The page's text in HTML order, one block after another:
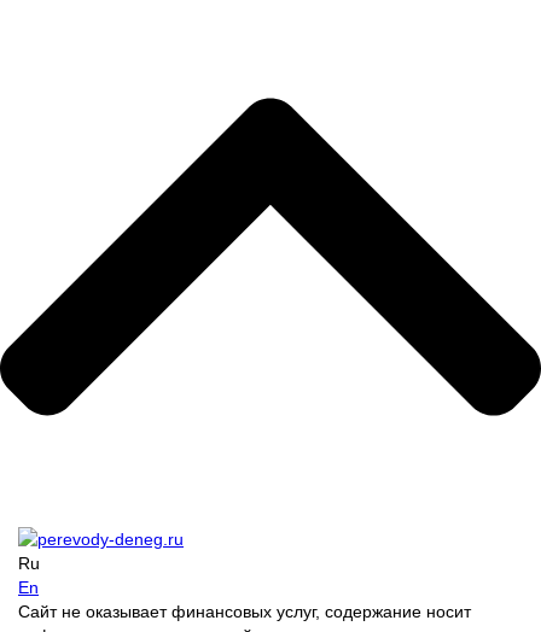
Ru
En
Сайт не оказывает финансовых услуг, содержание носит